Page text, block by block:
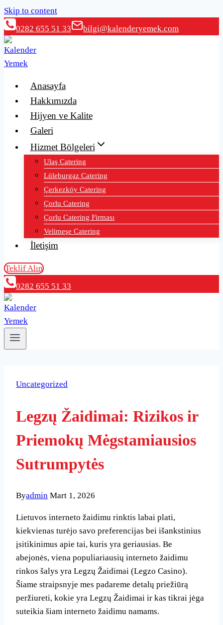
Skip to content
0282 655 51 33
bilgi@kalenderyemek.com
Anasayfa
Hakkımızda
Hijyen ve Kalite
Galeri
Hizmet Bölgeleri
Ulaş Catering
Lüleburgaz Catering
Çerkezköy Catering
Çorlu Catering
Çorlu Catering Firması
Velimeşe Catering
İletişim
Teklif Alın
0282 655 51 33
Uncategorized
Legzų Žaidimai: Rizikos ir
Priemokų Mėgstamiausios
Sutrumpytės
Byadmin Mart 1, 2026
Lietuvos interneto žaidimu rinktis labai plati,
kiekvienas turėjo savo preferencijas bei išankstinius
įsitikinimus apie tai, kuris yra geriausias. Be
abejonės, viena populiariausių interneto žaidimu
rinkos šalys yra Legzų Žaidimai (Legzo Casino).
Šiame straipsnyje mes padareme detalų priežiūrą
peržiureti, kokie yra Legzų Žaidimai ir kas tikrai jėga
suteikia šiam interneto žaidimu namams.